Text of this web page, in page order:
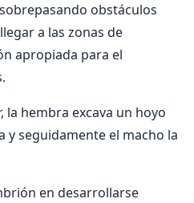
obstáculos
a las zonas de
apropiada para el
la hembra excava un hoyo
y seguidamente el macho la
en desarrollarse